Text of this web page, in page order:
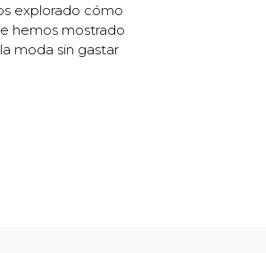
explorado cómo
hemos mostrado
moda sin gastar